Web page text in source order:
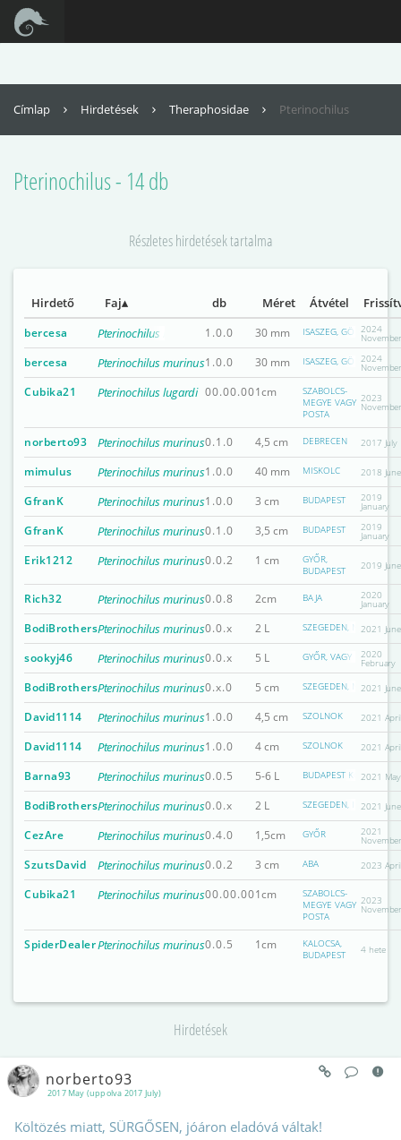
Az oldal teljes funkcionalitásának eléréséhez engedélyezni kell a
JavaScriptet. Itt találhatók
az instrukciók, hogy hogyan engedélyezheti a JavaScriptet a böngészőjében
Címlap Hirdetések Theraphosidae Pterinochilus
Pterinochilus - 14 db
Részletes hirdetések tartalma
Hirdető Faj db Méret Átvétel
bercesa Pterinochilus murinus 1.0.0 30 mm ISASZEG, GÖDÖLLŐ,
2024
bercesa Pterinochilus murinus1.0.0 30 mm ISASZEG, GÖDÖLLŐ,
2024
Cubika21 Pterinochilus lugardi 00.00.001cm
SZABOLCS-
MEGYE VAGY
POSTA
2023
norberto93 Pterinochilus murinus0.1.0 4,5 cm DEBRECEN 2017 July
mimulus Pterinochilus murinus1.0.0 40 mm MISKOLC 2018 June
GfranK Pterinochilus murinus1.0.0 3 cm BUDAPEST 2019
January
GfranK Pterinochilus murinus0.1.0 3,5 cm BUDAPEST 2019
January
Erik1212 Pterinochilus murinus0.0.2 1 cm
GYŐR,
BUDAPEST
2019 June
Rich32 Pterinochilus murinus0.0.8 2cm BAJA 2020
January
BodiBrothersPterinochilus murinus0.0.x 2 L SZEGEDEN, NÉHA2021 June
sookyj46 Pterinochilus murinus0.0.x 5 L GYŐR, VAGY EGYÉBB
2020
February
BodiBrothersPterinochilus murinus0.x.0 5 cm SZEGEDEN, NÉHA2021 June
David1114 Pterinochilus murinus1.0.0 4,5 cm SZOLNOK 2021 April
David1114 Pterinochilus murinus1.0.0 4 cm SZOLNOK 2021 April
Barna93 Pterinochilus murinus0.0.5 5-6 L BUDAPEST KÖZPONTI
2021 May
BodiBrothersPterinochilus murinus0.0.x 2 L SZEGEDEN, IDŐNKÉNT
2021 June
CezAre Pterinochilus murinus0.4.0 1,5cm GYŐR 2021
SzutsDavid Pterinochilus murinus0.0.2 3 cm ABA 2023 April
Cubika21 Pterinochilus murinus00.00.001cm
SZABOLCS-
MEGYE VAGY
POSTA
2023
SpiderDealerPterinochilus murinus0.0.5 1cm
KALOCSA,
BUDAPEST
4 hete
Hirdetések
2017 May (uppolva 2017 July)
norberto93
Költözés miatt, SÜRGŐSEN, jóáron eladóvá váltak!